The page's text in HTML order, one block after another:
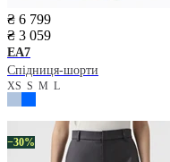
₴ 6 799
₴ 3 059
EA7
Спідниця-шорти
XS S M L
−30%